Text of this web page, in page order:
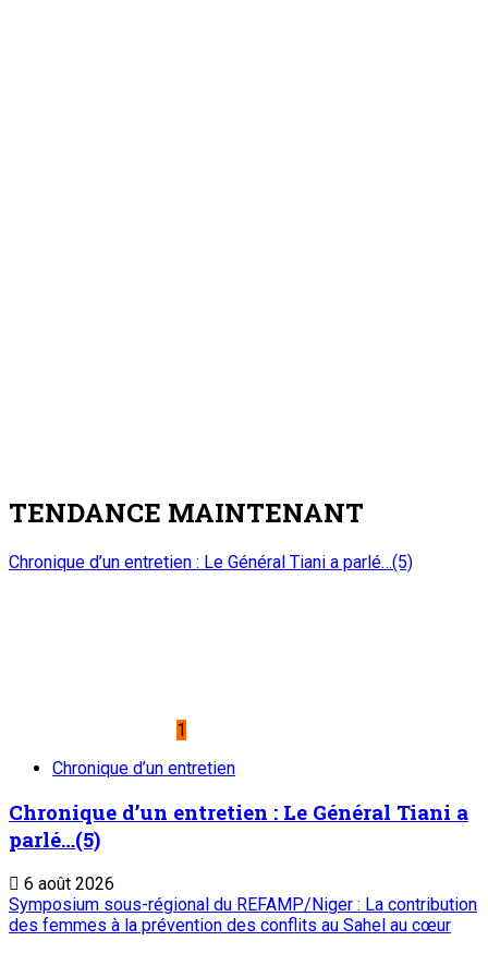
TENDANCE MAINTENANT
Chronique d’un entretien : Le Général Tiani a parlé…(5)
1
Chronique d’un entretien
Chronique d’un entretien : Le Général Tiani a
parlé…(5)
6 août 2026
Symposium sous-régional du REFAMP/Niger : La contribution
des femmes à la prévention des conflits au Sahel au cœur